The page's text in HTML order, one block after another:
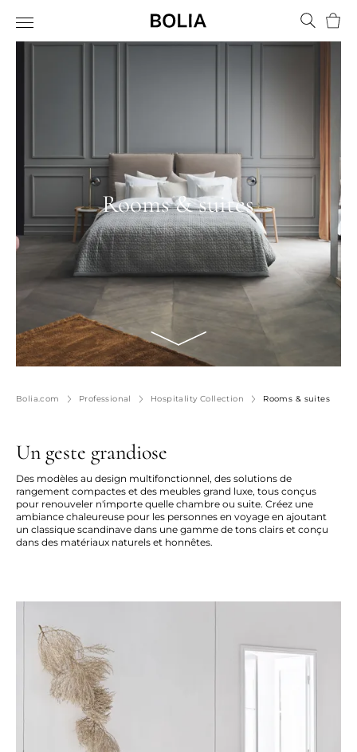
Rooms & suites
Bolia.com Professional Hospitality Collection Rooms & suites
Un geste grandiose
Des modèles au design multifonctionnel, des solutions de
rangement compactes et des meubles grand luxe, tous conçus
pour renouveler n'importe quelle chambre ou suite. Créez une
ambiance chaleureuse pour les personnes en voyage en ajoutant
un classique scandinave dans une gamme de tons clairs et conçu
dans des matériaux naturels et honnêtes.